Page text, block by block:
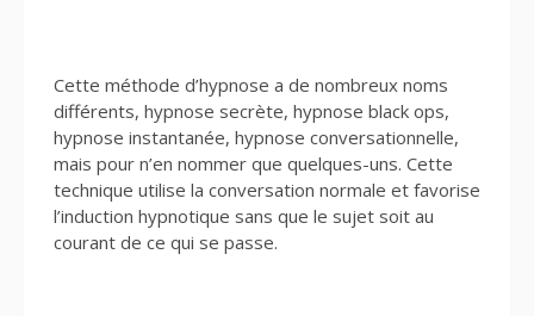
Cette méthode d’hypnose a de nombreux noms
différents, hypnose secrète, hypnose black ops,
hypnose instantanée, hypnose conversationnelle,
mais pour n’en nommer que quelques-uns. Cette
technique utilise la conversation normale et favorise
l’induction hypnotique sans que le sujet soit au
courant de ce qui se passe.